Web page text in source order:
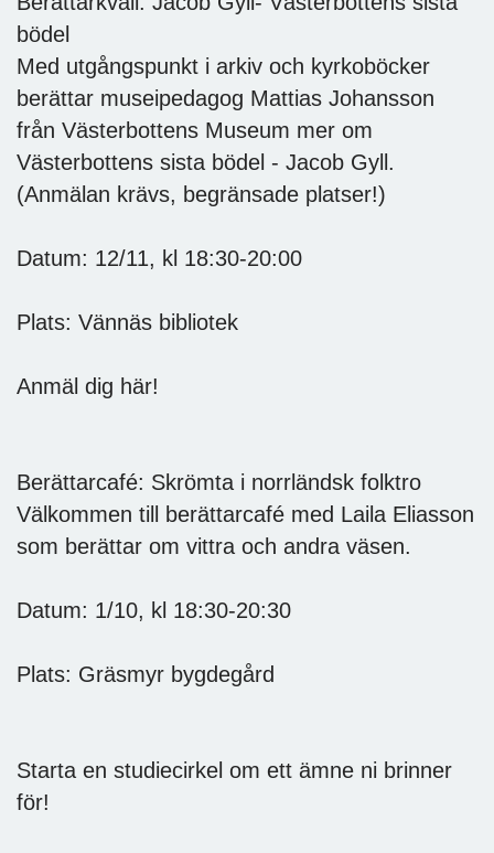
bödel
Med utgångspunkt i arkiv och kyrkoböcker
berättar museipedagog Mattias Johansson
från Västerbottens Museum mer om
Västerbottens sista bödel - Jacob Gyll.
(Anmälan krävs, begränsade platser!)
Datum: 12/11, kl 18:30-20:00
Plats: Vännäs bibliotek
Anmäl dig här!
Berättarcafé: Skrömta i norrländsk folktro
Välkommen till berättarcafé med Laila Eliasson
som berättar om vittra och andra väsen.
Datum: 1/10, kl 18:30-20:30
Plats: Gräsmyr bygdegård
Starta en studiecirkel om ett ämne ni brinner
för!